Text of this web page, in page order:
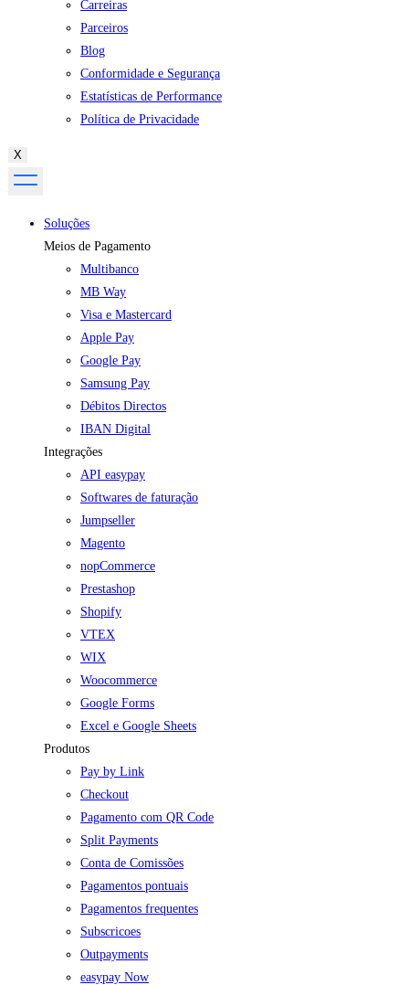
Carreiras
Parceiros
Blog
Conformidade e Segurança
Estatísticas de Performance
Política de Privacidade
X
Soluções
Meios de Pagamento
Multibanco
MB Way
Visa e Mastercard
Apple Pay
Google Pay
Samsung Pay
Débitos Directos
IBAN Digital
Integrações
API easypay
Softwares de faturação
Jumpseller
Magento
nopCommerce
Prestashop
Shopify
VTEX
WIX
Woocommerce
Google Forms
Excel e Google Sheets
Produtos
Pay by Link
Checkout
Pagamento com QR Code
Split Payments
Conta de Comissões
Pagamentos pontuais
Pagamentos frequentes
Subscricoes
Outpayments
easypay Now